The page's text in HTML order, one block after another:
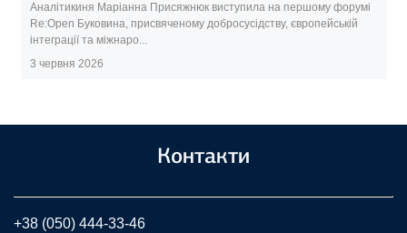
Аналітикиня Маріанна Присяжнюк виступила на першому форумі
Re:Open Буковина, присвяченому добросусідству, європейській
інтеграції та міжнаро...
3 червня 2026
Контакти
+38 (050) 444-33-46